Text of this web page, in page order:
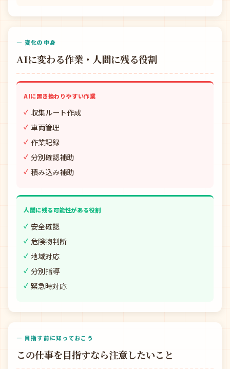
— 変化の中身
AIに変わる作業・人間に残る役割
AIに置き換わりやすい作業
収集ルート作成
車両管理
作業記録
分別確認補助
積み込み補助
人間に残る可能性がある役割
安全確認
危険物判断
地域対応
分別指導
緊急時対応
— 目指す前に知っておこう
この仕事を目指すなら注意したいこと